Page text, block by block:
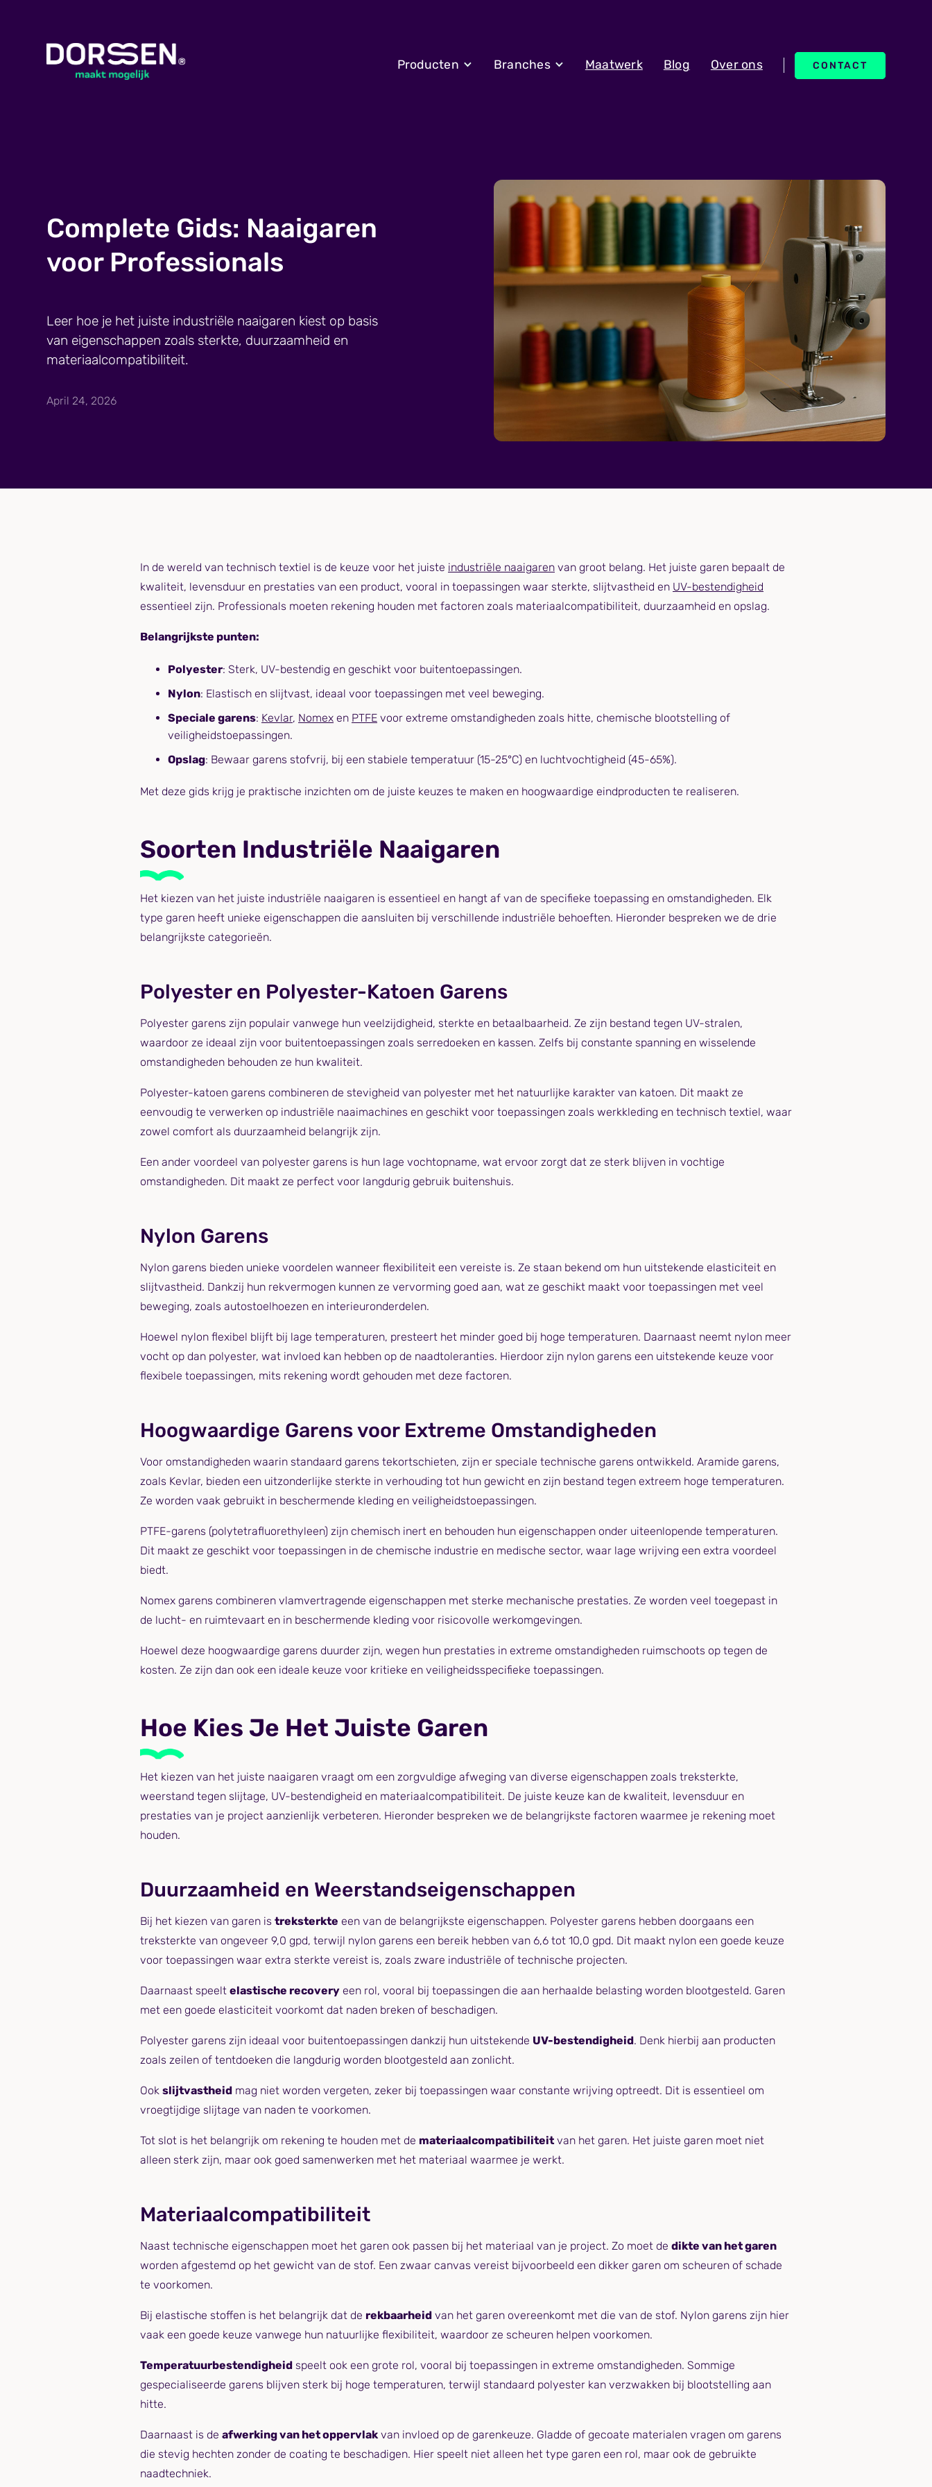
Producten Branches Maatwerk Blog Over ons CONTACT
Complete Gids: Naaigaren
voor Professionals
Leer hoe je het juiste industriële naaigaren kiest op basis
van eigenschappen zoals sterkte, duurzaamheid en
materiaalcompatibiliteit.
April 24, 2026
In de wereld van technisch textiel is de keuze voor het juiste industriële naaigaren van groot belang. Het juiste garen bepaalt de
kwaliteit, levensduur en prestaties van een product, vooral in toepassingen waar sterkte, slijtvastheid en UV-bestendigheid
essentieel zijn. Professionals moeten rekening houden met factoren zoals materiaalcompatibiliteit, duurzaamheid en opslag.
Belangrijkste punten:
Polyester: Sterk, UV-bestendig en geschikt voor buitentoepassingen.
Nylon: Elastisch en slijtvast, ideaal voor toepassingen met veel beweging.
Speciale garens: Kevlar, Nomex en PTFE voor extreme omstandigheden zoals hitte, chemische blootstelling of
veiligheidstoepassingen.
Opslag: Bewaar garens stofvrij, bij een stabiele temperatuur (15-25°C) en luchtvochtigheid (45-65%).
Met deze gids krijg je praktische inzichten om de juiste keuzes te maken en hoogwaardige eindproducten te realiseren.
Soorten Industriële Naaigaren
Het kiezen van het juiste industriële naaigaren is essentieel en hangt af van de specifieke toepassing en omstandigheden. Elk
type garen heeft unieke eigenschappen die aansluiten bij verschillende industriële behoeften. Hieronder bespreken we de drie
belangrijkste categorieën.
Polyester en Polyester-Katoen Garens
Polyester garens zijn populair vanwege hun veelzijdigheid, sterkte en betaalbaarheid. Ze zijn bestand tegen UV-stralen,
waardoor ze ideaal zijn voor buitentoepassingen zoals serredoeken en kassen. Zelfs bij constante spanning en wisselende
omstandigheden behouden ze hun kwaliteit.
Polyester-katoen garens combineren de stevigheid van polyester met het natuurlijke karakter van katoen. Dit maakt ze
eenvoudig te verwerken op industriële naaimachines en geschikt voor toepassingen zoals werkkleding en technisch textiel, waar
zowel comfort als duurzaamheid belangrijk zijn.
Een ander voordeel van polyester garens is hun lage vochtopname, wat ervoor zorgt dat ze sterk blijven in vochtige
omstandigheden. Dit maakt ze perfect voor langdurig gebruik buitenshuis.
Nylon Garens
Nylon garens bieden unieke voordelen wanneer flexibiliteit een vereiste is. Ze staan bekend om hun uitstekende elasticiteit en
slijtvastheid. Dankzij hun rekvermogen kunnen ze vervorming goed aan, wat ze geschikt maakt voor toepassingen met veel
beweging, zoals autostoelhoezen en interieuronderdelen.
Hoewel nylon flexibel blijft bij lage temperaturen, presteert het minder goed bij hoge temperaturen. Daarnaast neemt nylon meer
vocht op dan polyester, wat invloed kan hebben op de naadtoleranties. Hierdoor zijn nylon garens een uitstekende keuze voor
flexibele toepassingen, mits rekening wordt gehouden met deze factoren.
Hoogwaardige Garens voor Extreme Omstandigheden
Voor omstandigheden waarin standaard garens tekortschieten, zijn er speciale technische garens ontwikkeld. Aramide garens,
zoals Kevlar, bieden een uitzonderlijke sterkte in verhouding tot hun gewicht en zijn bestand tegen extreem hoge temperaturen.
Ze worden vaak gebruikt in beschermende kleding en veiligheidstoepassingen.
PTFE-garens (polytetrafluorethyleen) zijn chemisch inert en behouden hun eigenschappen onder uiteenlopende temperaturen.
Dit maakt ze geschikt voor toepassingen in de chemische industrie en medische sector, waar lage wrijving een extra voordeel
biedt.
Nomex garens combineren vlamvertragende eigenschappen met sterke mechanische prestaties. Ze worden veel toegepast in
de lucht- en ruimtevaart en in beschermende kleding voor risicovolle werkomgevingen.
Hoewel deze hoogwaardige garens duurder zijn, wegen hun prestaties in extreme omstandigheden ruimschoots op tegen de
kosten. Ze zijn dan ook een ideale keuze voor kritieke en veiligheidsspecifieke toepassingen.
Hoe Kies Je Het Juiste Garen
Het kiezen van het juiste naaigaren vraagt om een zorgvuldige afweging van diverse eigenschappen zoals treksterkte,
weerstand tegen slijtage, UV-bestendigheid en materiaalcompatibiliteit. De juiste keuze kan de kwaliteit, levensduur en
prestaties van je project aanzienlijk verbeteren. Hieronder bespreken we de belangrijkste factoren waarmee je rekening moet
houden.
Duurzaamheid en Weerstandseigenschappen
Bij het kiezen van garen is treksterkte een van de belangrijkste eigenschappen. Polyester garens hebben doorgaans een
treksterkte van ongeveer 9,0 gpd, terwijl nylon garens een bereik hebben van 6,6 tot 10,0 gpd. Dit maakt nylon een goede keuze
voor toepassingen waar extra sterkte vereist is, zoals zware industriële of technische projecten.
Daarnaast speelt elastische recovery een rol, vooral bij toepassingen die aan herhaalde belasting worden blootgesteld. Garen
met een goede elasticiteit voorkomt dat naden breken of beschadigen.
Polyester garens zijn ideaal voor buitentoepassingen dankzij hun uitstekende UV-bestendigheid. Denk hierbij aan producten
zoals zeilen of tentdoeken die langdurig worden blootgesteld aan zonlicht.
Ook slijtvastheid mag niet worden vergeten, zeker bij toepassingen waar constante wrijving optreedt. Dit is essentieel om
vroegtijdige slijtage van naden te voorkomen.
Tot slot is het belangrijk om rekening te houden met de materiaalcompatibiliteit van het garen. Het juiste garen moet niet
alleen sterk zijn, maar ook goed samenwerken met het materiaal waarmee je werkt.
Materiaalcompatibiliteit
Naast technische eigenschappen moet het garen ook passen bij het materiaal van je project. Zo moet de dikte van het garen
worden afgestemd op het gewicht van de stof. Een zwaar canvas vereist bijvoorbeeld een dikker garen om scheuren of schade
te voorkomen.
Bij elastische stoffen is het belangrijk dat de rekbaarheid van het garen overeenkomt met die van de stof. Nylon garens zijn hier
vaak een goede keuze vanwege hun natuurlijke flexibiliteit, waardoor ze scheuren helpen voorkomen.
Temperatuurbestendigheid speelt ook een grote rol, vooral bij toepassingen in extreme omstandigheden. Sommige
gespecialiseerde garens blijven sterk bij hoge temperaturen, terwijl standaard polyester kan verzwakken bij blootstelling aan
hitte.
Daarnaast is de afwerking van het oppervlak van invloed op de garenkeuze. Gladde of gecoate materialen vragen om garens
die stevig hechten zonder de coating te beschadigen. Hier speelt niet alleen het type garen een rol, maar ook de gebruikte
naadtechniek.